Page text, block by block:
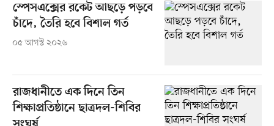
স্পেসএক্সের রকেট আছড়ে পড়বে
চাঁদে, তৈরি হবে বিশাল গর্ত
০৫ আগস্ট ২০২৬
রাজধানীতে এক দিনে তিন
শিক্ষাপ্রতিষ্ঠানে ছাত্রদল-শিবির